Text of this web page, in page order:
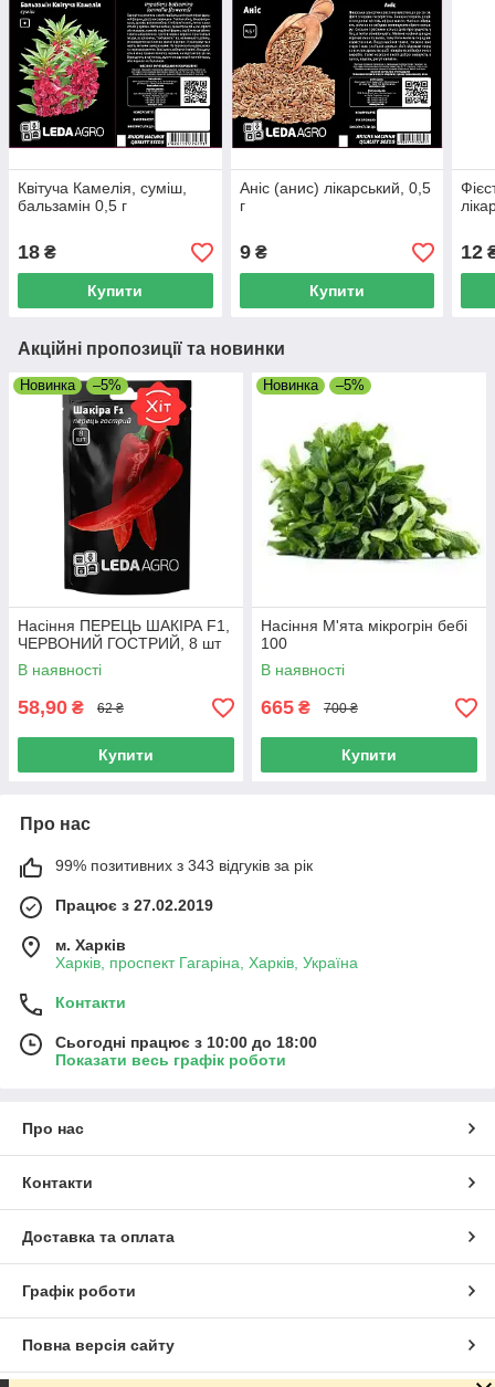
Квітуча Камелія, суміш,
бальзамін 0,5 г
18 ₴
Купити
Аніс (анис) лікарський, 0,5
г
9₴
Купити
12
Акційні пропозиції та новинки
Новинка –5%
Насіння ПЕРЕЦЬ ШАКІРА F1,
ЧЕРВОНИЙ ГОСТРИЙ, 8 шт
В наявності
58,90 ₴ 62 ₴
Купити
Новинка –5%
Насіння М'ята мікрогрін бебі
100
В наявності
665 ₴ 700 ₴
Купити
Про нас
99% позитивних з 343 відгуків за рік
Працює з 27.02.2019
м. Харків
Харків, проспект Гагаріна, Харків, Україна
Контакти
Сьогодні працює з 10:00 до 18:00
Показати весь графік роботи
Про нас
Контакти
Доставка та оплата
Графік роботи
Повна версія сайту